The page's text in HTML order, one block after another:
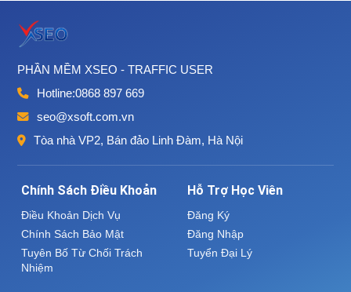
PHẦN MỀM XSEO - TRAFFIC USER
Hotline:0868 897 669
seo@xsoft.com.vn
Tòa nhà VP2, Bán đảo Linh Đàm, Hà Nội
Chính Sách Điều Khoản
Điều Khoản Dịch Vụ
Chính Sách Bảo Mật
Tuyên Bố Từ Chối Trách
Nhiệm
Hỗ Trợ Học Viên
Đăng Ký
Đăng Nhập
Tuyển Đại Lý